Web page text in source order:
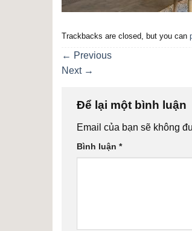
Trackbacks are closed, but you can
← Previous
Next →
Để lại một bình luận
Email của bạn sẽ không
Bình luận *